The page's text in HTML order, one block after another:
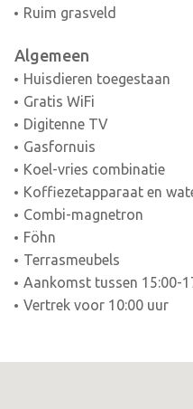
Ruim grasveld
Algemeen
Huisdieren toegestaan
Gratis WiFi
Digitenne TV
Gasfornuis
Koel-vries combinatie
Koffiezetapparaat en
Combi-magnetron
Föhn
Terrasmeubels
Aankomst tussen 15:00-
Vertrek voor 10:00 uur